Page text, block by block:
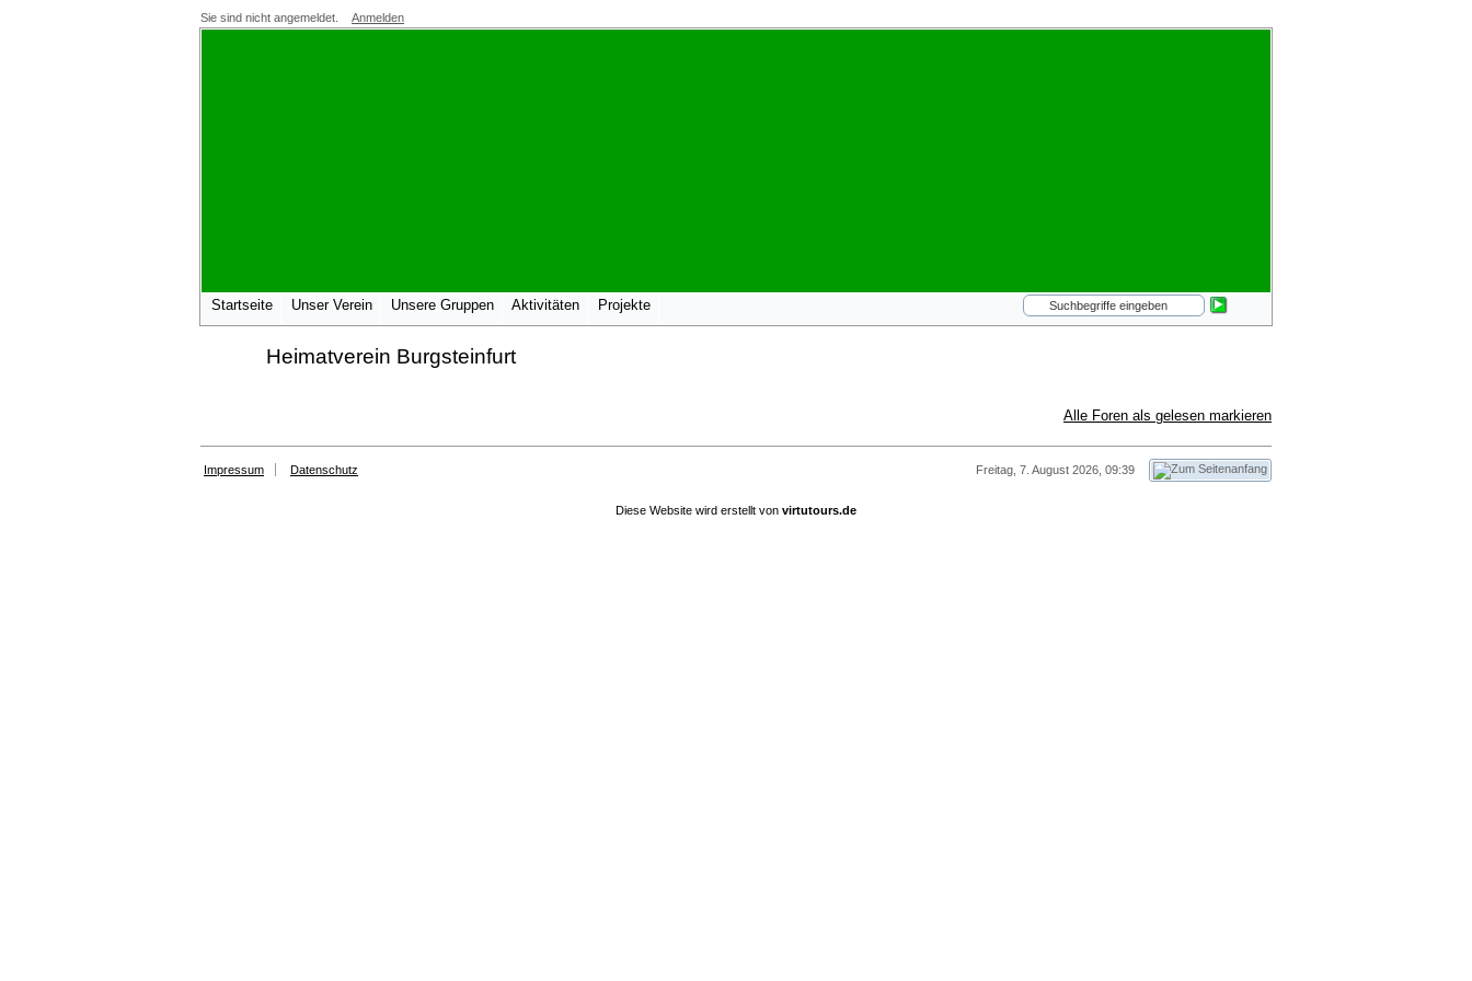
Sie sind nicht angemeldet. Anmelden
Startseite Unser Verein Unsere Gruppen Aktivitäten Projekte
Heimatverein Burgsteinfurt
Alle Foren als gelesen markieren
Impressum Datenschutz Freitag, 7. August 2026, 09:39
Diese Website wird erstellt von virtutours.de